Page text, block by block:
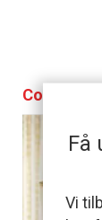
Få
Vi
Con